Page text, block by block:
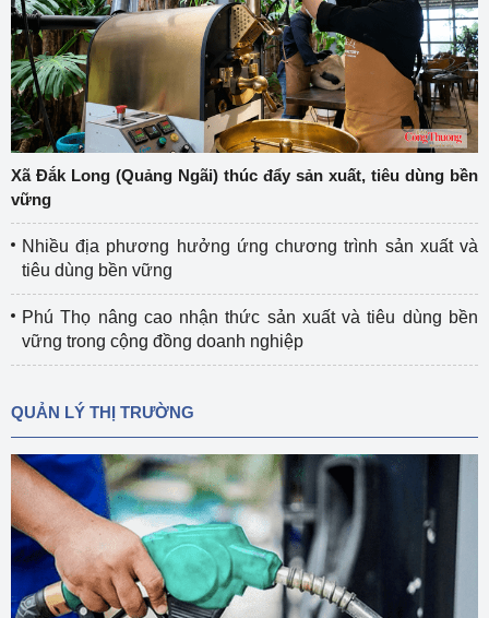
Xã Đắk Long (Quảng Ngãi) thúc đẩy sản xuất, tiêu dùng bền
vững
Nhiều địa phương hưởng ứng chương trình sản xuất và
tiêu dùng bền vững
Phú Thọ nâng cao nhận thức sản xuất và tiêu dùng bền
vững trong cộng đồng doanh nghiệp
QUẢN LÝ THỊ TRƯỜNG